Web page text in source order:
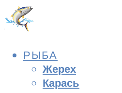
РЫБА
Жерех
Карась